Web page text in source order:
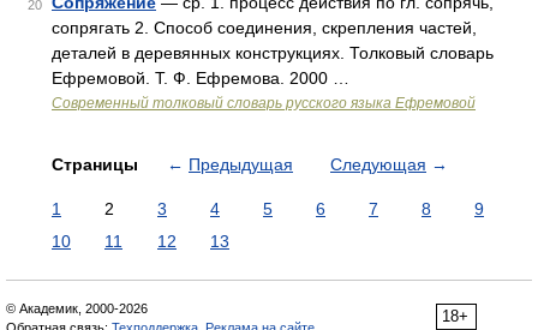
20
сопрягать 2. Способ соединения, скрепления частей,
деталей в деревянных конструкциях. Толковый словарь
Ефремовой. Т. Ф. Ефремова. 2000 …
Современный толковый словарь русского языка Ефремовой
Страницы ← Предыдущая Следующая →
1 2 3 4 5 6 7 8
9
10
11 12 13
18+
© Академик, 2000-2026